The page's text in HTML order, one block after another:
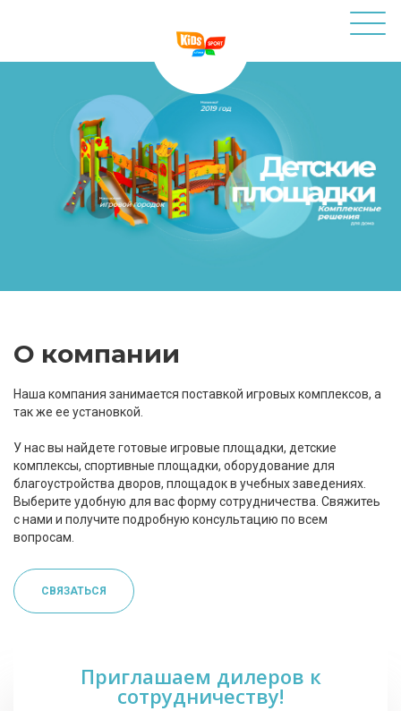
О компании
Наша компания занимается поставкой игровых комплексов, а
так же ее установкой.
У нас вы найдете готовые игровые площадки, детские
комплексы, спортивные площадки, оборудование для
благоустройства дворов, площадок в учебных заведениях.
Выберите удобную для вас форму сотрудничества. Свяжитеь
с нами и получите подробную консультацию по всем
вопросам.
СВЯЗАТЬСЯ
Приглашаем дилеров к
сотрудничеству!